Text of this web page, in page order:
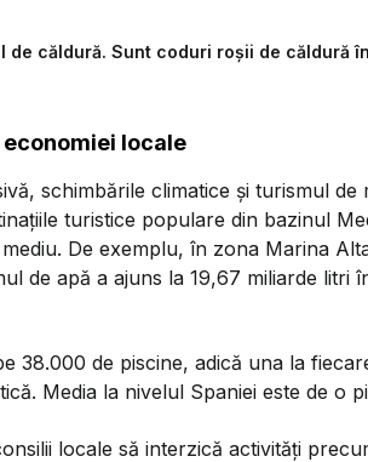
de căldură. Sunt coduri roșii de căldură
locale
schimbările climatice şi turismul
turistice populare din bazinul
De exemplu, în zona Marina
de apă a ajuns la 19,67 miliarde litri
38.000 de piscine, adică una la
Media la nivelul Spaniei este de o
locale să interzică activităţi